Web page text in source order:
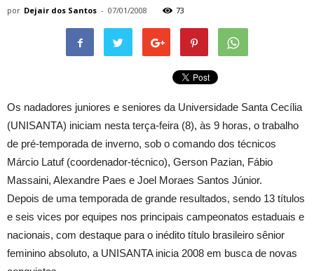
por Dejair dos Santos - 07/01/2008 73
Os nadadores juniores e seniores da Universidade Santa Cecília
(UNISANTA) iniciam nesta terça-feira (8), às 9 horas, o trabalho
de pré-temporada de inverno, sob o comando dos técnicos
Márcio Latuf (coordenador-técnico), Gerson Pazian, Fábio
Massaini, Alexandre Paes e Joel Moraes Santos Júnior.
Depois de uma temporada de grande resultados, sendo 13 títulos
e seis vices por equipes nos principais campeonatos estaduais e
nacionais, com destaque para o inédito título brasileiro sênior
feminino absoluto, a UNISANTA inicia 2008 em busca de novas